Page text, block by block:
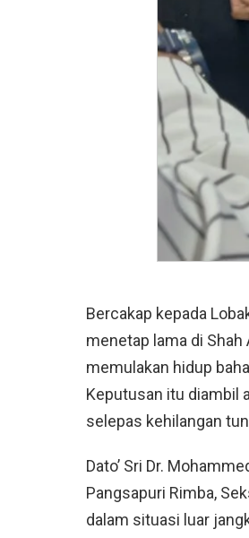
Bercakap kepada
menetap lama di
memulakan hidup
Keputusan itu diambil
selepas kehilangan
Dato’ Sri Dr.
Pangsapuri Rimba,
dalam situasi luar